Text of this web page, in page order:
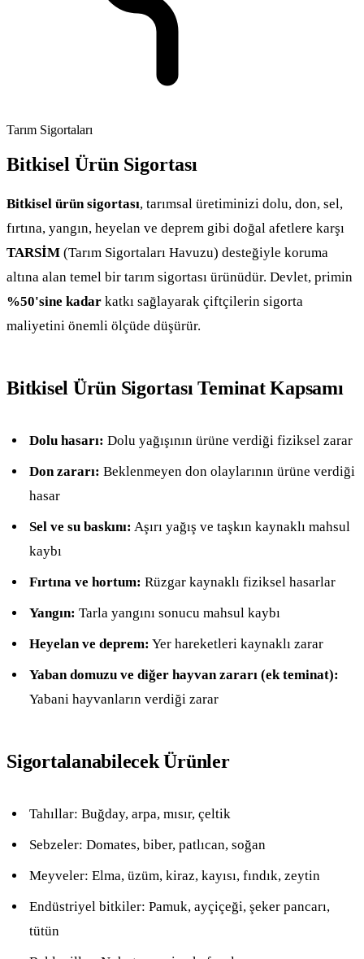
Tarım Sigortaları
Bitkisel Ürün Sigortası
Bitkisel ürün sigortası, tarımsal üretiminizi dolu, don, sel,
fırtına, yangın, heyelan ve deprem gibi doğal afetlere karşı
TARSİM (Tarım Sigortaları Havuzu) desteğiyle koruma
altına alan temel bir tarım sigortası ürünüdür. Devlet, primin
%50'sine kadar katkı sağlayarak çiftçilerin sigorta
maliyetini önemli ölçüde düşürür.
Bitkisel Ürün Sigortası Teminat Kapsamı
Dolu hasarı: Dolu yağışının ürüne verdiği fiziksel zarar
Don zararı: Beklenmeyen don olaylarının ürüne verdiği
hasar
Sel ve su baskını: Aşırı yağış ve taşkın kaynaklı mahsul
kaybı
Fırtına ve hortum: Rüzgar kaynaklı fiziksel hasarlar
Yangın: Tarla yangını sonucu mahsul kaybı
Heyelan ve deprem: Yer hareketleri kaynaklı zarar
Yaban domuzu ve diğer hayvan zararı (ek teminat):
Yabani hayvanların verdiği zarar
Sigortalanabilecek Ürünler
Tahıllar: Buğday, arpa, mısır, çeltik
Sebzeler: Domates, biber, patlıcan, soğan
Meyveler: Elma, üzüm, kiraz, kayısı, fındık, zeytin
Endüstriyel bitkiler: Pamuk, ayçiçeği, şeker pancarı,
tütün